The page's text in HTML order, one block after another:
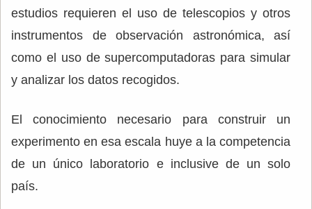
estudios requieren el uso de telescopios y otros
instrumentos de observación astronómica, así
como el uso de supercomputadoras para simular
y analizar los datos recogidos.
El conocimiento necesario para construir un
experimento en esa escala huye a la competencia
de un único laboratorio e inclusive de un solo
país.